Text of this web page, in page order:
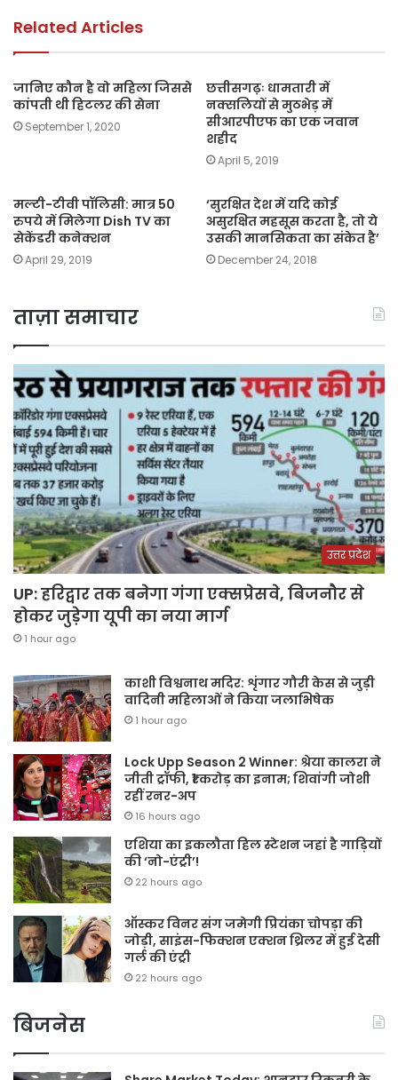
k
Related Articles
जानिए कौन है वो महिला जिससे
कांपती थी हिटलर की सेना
September 1, 2020
छत्तीसगढ़ः धामतारी में
नक्सलियों से मुठभेड़ में
सीआरपीएफ का एक जवान
शहीद
April 5, 2019
मल्टी-टीवी पॉलिसी: मात्र 50
रुपये में मिलेगा Dish TV का
सेकेंडरी कनेक्शन
April 29, 2019
‘सुरक्षित देश में यदि कोई
असुरक्षित महसूस करता है, तो ये
उसकी मानसिकता का संकेत है’
December 24, 2018
ताज़ा समाचार
उत्तर प्रदेश
UP: हरिद्वार तक बनेगा गंगा एक्सप्रेसवे, बिजनौर से
होकर जुड़ेगा यूपी का नया मार्ग
1 hour ago
काशी विश्वनाथ मदिर: शृंगार गौरी केस से जुड़ी
वादिनी महिलाओं ने किया जलाभिषेक
1 hour ago
Lock Upp Season 2 Winner: श्रेया कालरा ने
जीती ट्रॉफी, ₹1 करोड़ का इनाम; शिवांगी जोशी
रहीं रनर-अप
16 hours ago
एशिया का इकलौता हिल स्टेशन जहां है गाड़ियों
की ‘नो-एंट्री’!
22 hours ago
ऑस्कर विनर संग जमेगी प्रियंका चोपड़ा की
जोड़ी, साइंस-फिक्शन एक्शन थ्रिलर में हुई देसी
गर्ल की एंट्री
22 hours ago
बिजनेस